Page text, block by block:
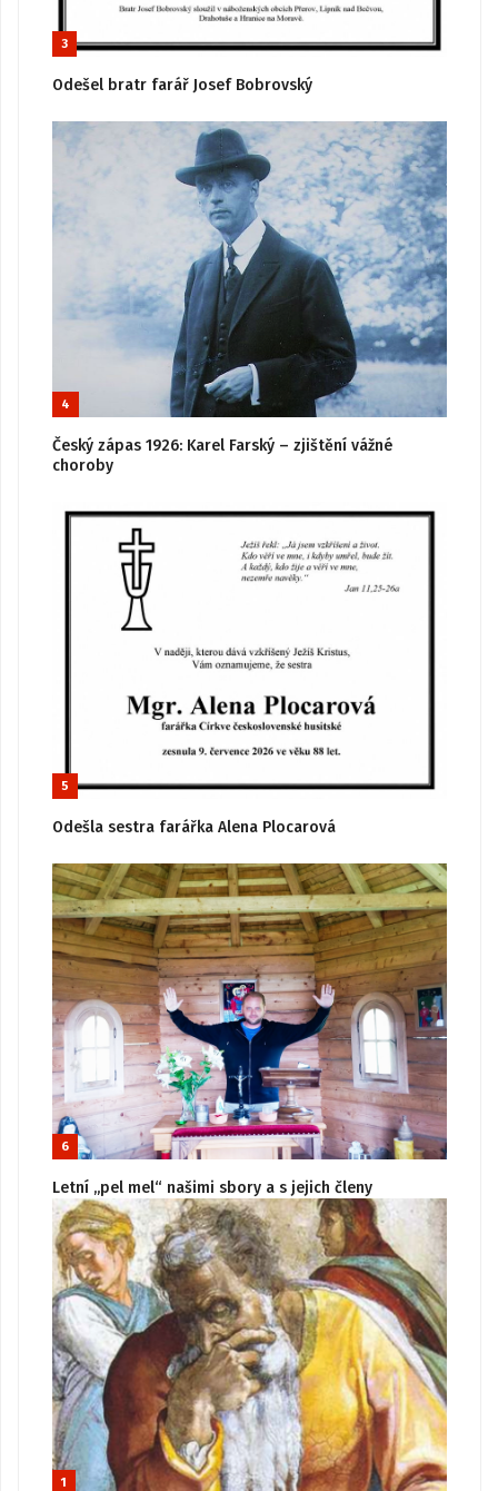
3
Odešel bratr farář Josef Bobrovský
4
Český zápas 1926: Karel Farský – zjištění vážné
choroby
5
Odešla sestra farářka Alena Plocarová
6
Letní „pel mel“ našimi sbory a s jejich členy
1